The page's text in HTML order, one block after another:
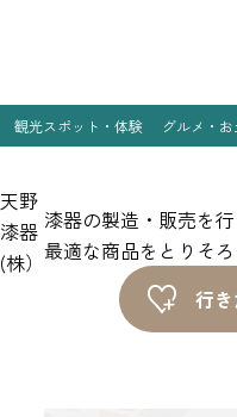
観光スポット・体験 グルメ・
天野
漆器
(株）
漆器の製造・販売を
最適な商品をとりそろ
行
観光スポット・体験
グルメ・お土産
モデルコース